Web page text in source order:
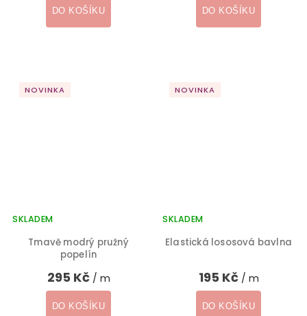
DO KOŠÍKU DO KOŠÍKU
NOVINKA
Tmavě modrý pružný
popelín
SKLADEM
295 Kč / m
DO KOŠÍKU
NOVINKA
Elastická lososová bavlna
SKLADEM
195 Kč / m
DO KOŠÍKU